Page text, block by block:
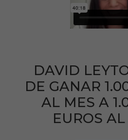
DAVID
DE GANAR
AL MES A
EUROS